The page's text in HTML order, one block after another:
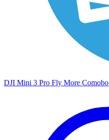
DJI Mini 3 Pro Fly More Comobo